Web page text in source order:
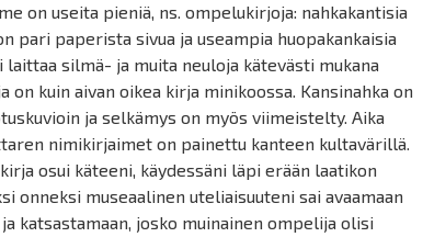
on useita pieniä, ns. ompelukirjoja: nahkakantisia
pari paperista sivua ja useampia huopakankaisia
laittaa silmä- ja muita neuloja kätevästi mukana
on kuin aivan oikea kirja minikoossa. Kansinahka on
ja selkämys on myös viimeistelty. Aika
nimikirjaimet on painettu kanteen kultavärillä.
osui käteeni, käydessäni läpi erään laatikon
onneksi museaalinen uteliaisuuteni sai avaamaan
katsastamaan, josko muinainen ompelija olisi